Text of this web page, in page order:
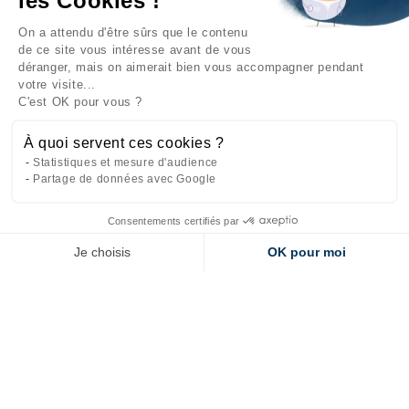
INFORMATIONS
NOTRE SOCIÉTÉ
NOS PRODUITS
CATÉGORIES
Site réalisé par l'agence web Makeo
On a attendu d'être sûrs que le contenu
de ce site vous intéresse avant de vous
déranger, mais on aimerait bien vous accompagner pendant
votre visite...
C'est OK pour vous ?
À quoi servent ces cookies ?
Statistiques et mesure d'audience
Partage de données avec Google
Consentements certifiés par
Je choisis
OK pour moi